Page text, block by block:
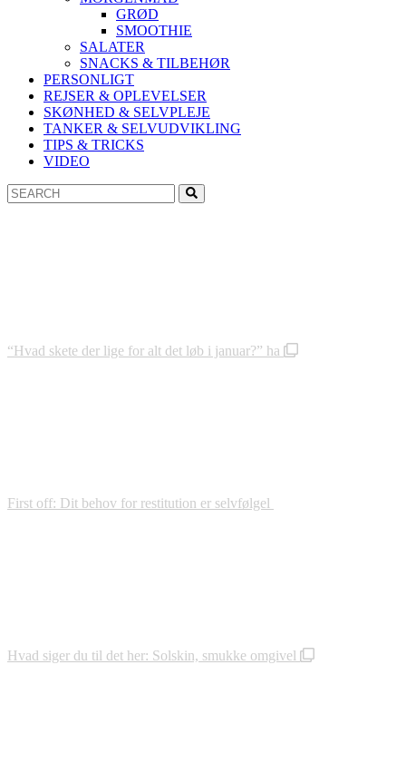
GRØD
SMOOTHIE
SALATER
SNACKS & TILBEHØR
PERSONLIGT
REJSER & OPLEVELSER
SKØNHED & SELVPLEJE
TANKER & SELVUDVIKLING
TIPS & TRICKS
VIDEO
Search
for:
“Hvad skete der lige for alt det løb i januar?” ha
First off: Dit behov for restitution er selvfølgel
Hvad siger du til det her: Solskin, smukke omgivel